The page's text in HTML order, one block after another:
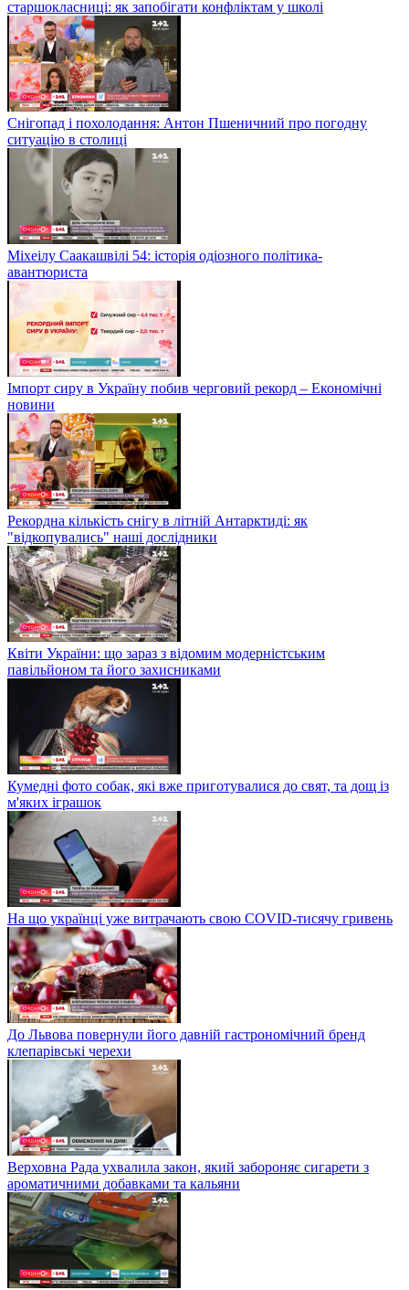
старшокласниці: як запобігати конфліктам у школі
Снігопад і похолодання: Антон Пшеничний про погодну
ситуацію в столиці
Міхеілу Саакашвілі 54: історія одіозного політика-
авантюриста
Імпорт сиру в Україну побив черговий рекорд – Економічні
новини
Рекордна кількість снігу в літній Антарктиді: як
"відкопувались" наші дослідники
Квіти України: що зараз з відомим модерністським
павільйоном та його захисниками
Кумедні фото собак, які вже приготувалися до свят, та дощ із
м'яких іграшок
На що українці уже витрачають свою COVID-тисячу гривень
До Львова повернули його давній гастрономічний бренд
клепарівські черехи
Верховна Рада ухвалила закон, який забороняє сигарети з
ароматичними добавками та кальяни